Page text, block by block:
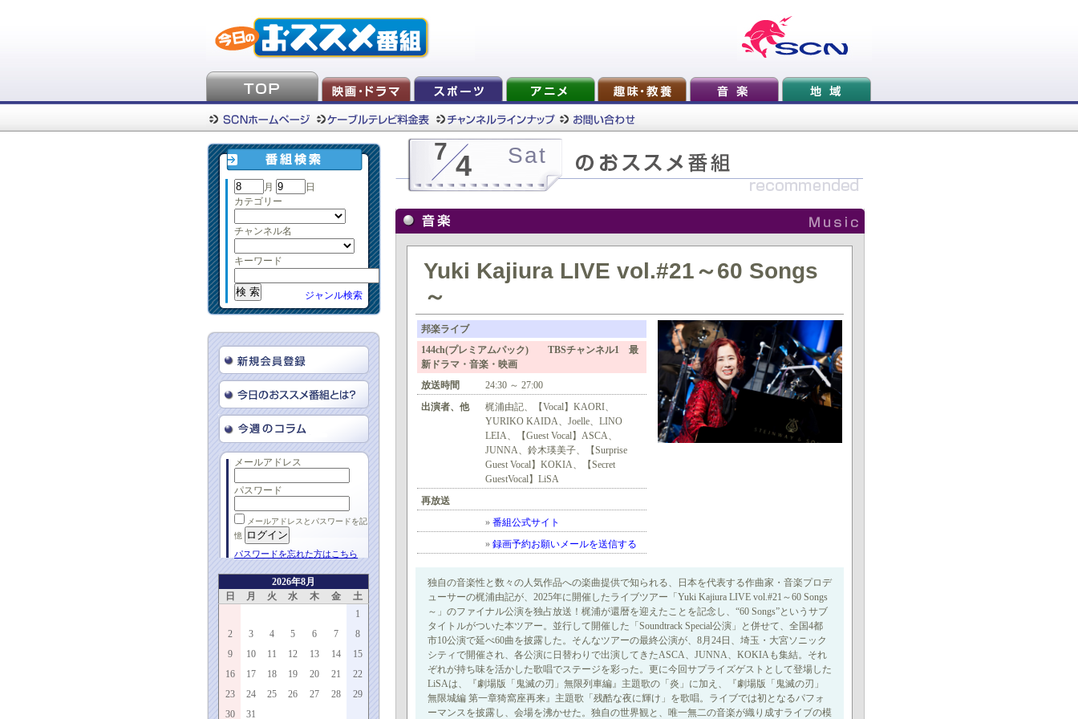
月
日
カテゴリー
チャンネル名
キーワード
ジャンル検索
メールアドレス
パスワード
メールアドレスとパスワードを記
憶
パスワードを忘れた方はこちら
2026年8月
日
月 火 水 木 金
土
1
2
3 4 5 6 7
8
9
10 11 12 13 14
15
16
17 18 19 20 21
22
23
24 25 26 27 28
29
30
31
7 4 Sat
Yuki Kajiura LIVE vol.#21～60 Songs
～
邦楽ライブ
144ch(プレミアムパック) TBSチャンネル1 最
新ドラマ・音楽・映画
放送時間
24:30 ～ 27:00
出演者、他
梶浦由記、【Vocal】KAORI、
YURIKO KAIDA、Joelle、LINO
LEIA、【Guest Vocal】ASCA、
JUNNA、鈴木瑛美子、【Surprise
Guest Vocal】KOKIA、【Secret
GuestVocal】LiSA
再放送
» 番組公式サイト
» 録画予約お願いメールを送信する
独自の音楽性と数々の人気作品への楽曲提供で知られる、日本を代表する作曲家・音楽プロデ
ューサーの梶浦由記が、2025年に開催したライブツアー「Yuki Kajiura LIVE vol.#21～60 Songs
～」のファイナル公演を独占放送！梶浦が還暦を迎えたことを記念し、“60 Songs”というサブ
タイトルがついた本ツアー。並行して開催した「Soundtrack Special公演」と併せて、全国4都
市10公演で延べ60曲を披露した。そんなツアーの最終公演が、8月24日、埼玉・大宮ソニック
シティで開催され、各公演に日替わりで出演してきたASCA、JUNNA、KOKIAも集結。それ
ぞれが持ち味を活かした歌唱でステージを彩った。更に今回サプライズゲストとして登場した
LiSAは、『劇場版「鬼滅の刃」無限列車編』主題歌の「炎」に加え、『劇場版「鬼滅の刃」
無限城編 第一章猗窩座再来』主題歌「残酷な夜に輝け」を歌唱。ライブでは初となるパフォ
ーマンスを披露し、会場を沸かせた。独自の世界観と、唯一無二の音楽が織り成すライブの模